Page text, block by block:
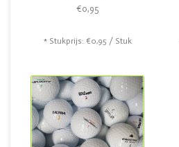
€0,95
* Stukprijs: €0,95 / Stuk